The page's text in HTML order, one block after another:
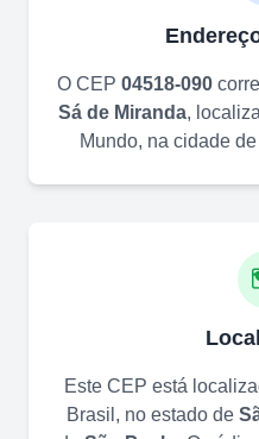
O CEP 04518-090
Sá de Miranda,
Mundo, na cidade de
Este CEP está
Brasil, no estado de